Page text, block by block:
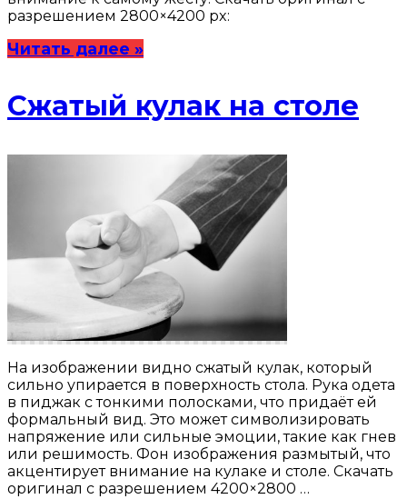
разрешением 2800×4200 px:
Читать далее »
Сжатый кулак на столе
На изображении видно сжатый кулак, который
сильно упирается в поверхность стола. Рука одета
в пиджак с тонкими полосками, что придаёт ей
формальный вид. Это может символизировать
напряжение или сильные эмоции, такие как гнев
или решимость. Фон изображения размытый, что
акцентирует внимание на кулаке и столе. Скачать
оригинал с разрешением 4200×2800 …